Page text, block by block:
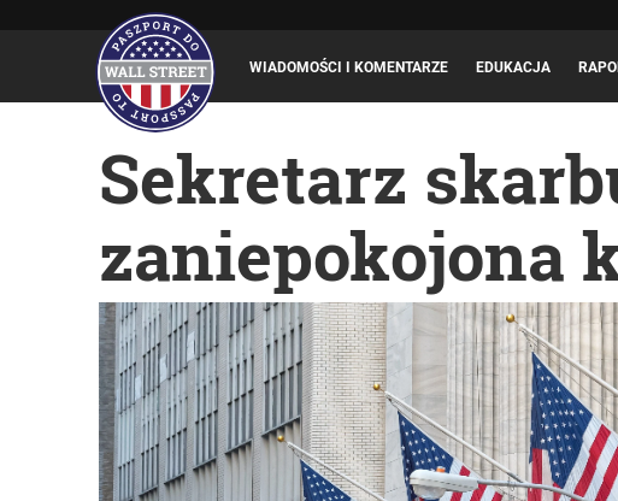
WIADOMOŚCI I KOMENTARZE EDUKACJA
Sekretarz
zaniepokojona